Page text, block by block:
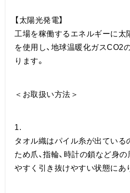
【太陽光発電】
工場を稼働するエネルギーに太
を使用し、地球温暖化ガスCO2
ります。
＜お取扱い方法＞
1.
タオル織はパイル糸が出ている
ため爪、指輪、時計の鎖など身
やすく引き抜けやすい状態にあ